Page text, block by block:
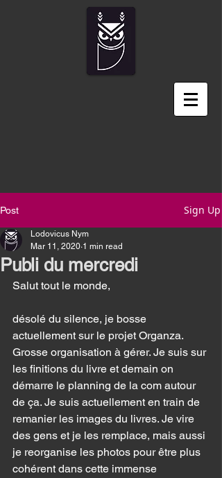
Post Sign Up
Publi du mercredi
Lodovicus Nym
Mar 11, 2020 1 min read
Salut tout le monde,
désolé du silence, je bosse
actuellement sur le projet Organza.
Grosse organisation à gérer. Je suis sur
les finitions du livre et demain on
démarre le planning de la com autour
de ça. Je suis actuellement en train de
remanier les images du livres. Je vire
des gens et je les remplace, mais aussi
je reorganise les photos pour être plus
cohérent dans cette immense